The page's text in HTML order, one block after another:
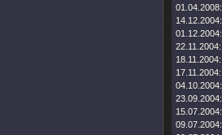
01.04.2008:
14.12.2004:
01.12.2004:
22.11.2004:
18.11.2004:
17.11.2004:
04.10.2004:
23.09.2004:
15.07.2004:
09.07.2004: